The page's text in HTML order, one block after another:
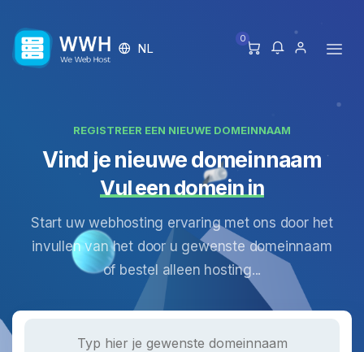
NL
0
REGISTREER EEN NIEUWE DOMEINNAAM
Vind je nieuwe domeinnaam
Vul een domein in
Start uw webhosting ervaring met ons door het
invullen van het door u gewenste domeinnaam
of bestel alleen hosting...